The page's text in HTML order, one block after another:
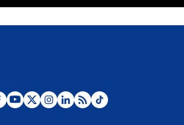
"No hubo fraude ni posibilidad de